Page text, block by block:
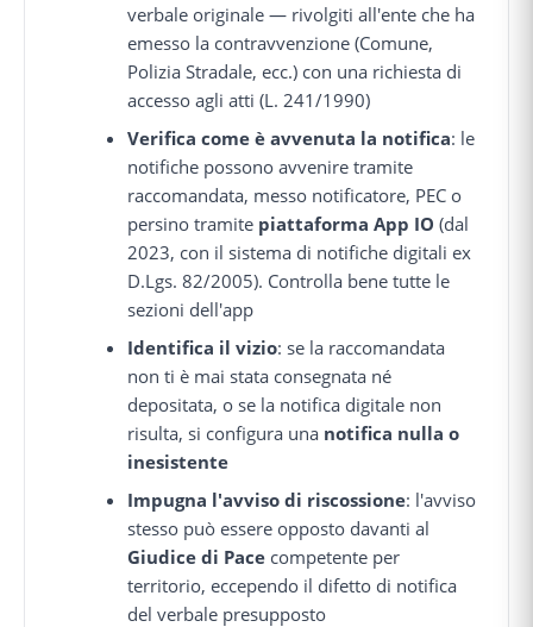
verbale originale — rivolgiti all'ente che ha
emesso la contravvenzione (Comune,
Polizia Stradale, ecc.) con una richiesta di
accesso agli atti (L. 241/1990)
Verifica come è avvenuta la notifica: le
notifiche possono avvenire tramite
raccomandata, messo notificatore, PEC o
persino tramite piattaforma App IO (dal
2023, con il sistema di notifiche digitali ex
D.Lgs. 82/2005). Controlla bene tutte le
sezioni dell'app
Identifica il vizio: se la raccomandata
non ti è mai stata consegnata né
depositata, o se la notifica digitale non
risulta, si configura una notifica nulla o
inesistente
Impugna l'avviso di riscossione: l'avviso
stesso può essere opposto davanti al
Giudice di Pace competente per
territorio, eccependo il difetto di notifica
del verbale presupposto